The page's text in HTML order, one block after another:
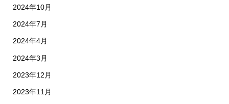
2024年10月
2024年7月
2024年4月
2024年3月
2023年12月
2023年11月